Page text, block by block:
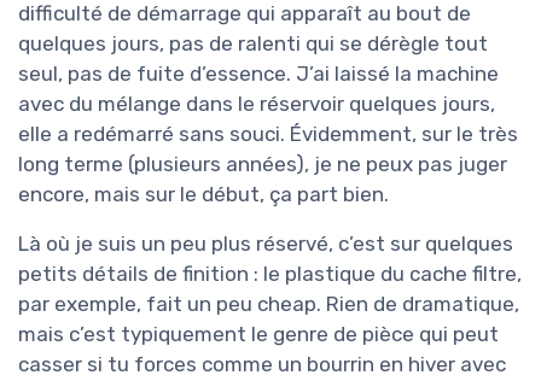
difficulté de démarrage qui apparaît au bout de
quelques jours, pas de ralenti qui se dérègle tout
seul, pas de fuite d’essence. J’ai laissé la machine
avec du mélange dans le réservoir quelques jours,
elle a redémarré sans souci. Évidemment, sur le très
long terme (plusieurs années), je ne peux pas juger
encore, mais sur le début, ça part bien.
Là où je suis un peu plus réservé, c’est sur quelques
petits détails de finition : le plastique du cache filtre,
par exemple, fait un peu cheap. Rien de dramatique,
mais c’est typiquement le genre de pièce qui peut
casser si tu forces comme un bourrin en hiver avec